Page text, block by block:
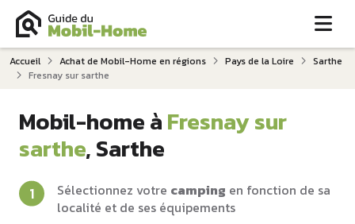
Accueil Achat de Mobil-Home en régions Pays de la Loire
Sarthe
Fresnay sur sarthe
Mobil-home àFresnay sur
sarthe, Sarthe
Sélectionnez votre camping en fonction de sa
localité et de ses équipements